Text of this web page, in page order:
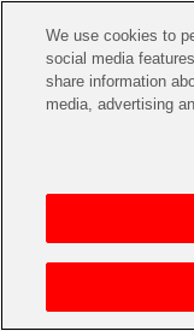
CHANNEL
アイドルマスターシ
アイドルマスター
イベントグッズ
トイ・ホビー
アイ
We use cookies to
social media
share information
media, advertising